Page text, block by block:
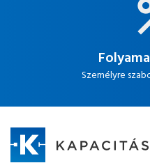
Személyre